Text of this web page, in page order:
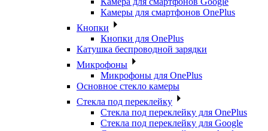
Камеры для смартфонов OnePlus
Кнопки
Кнопки для OnePlus
Катушка беспроводной зарядки
Микрофоны
Микрофоны для OnePlus
Основное стекло камеры
Стекла под переклейку
Стекла под переклейку для OnePlus
Стекла под переклейку для Google